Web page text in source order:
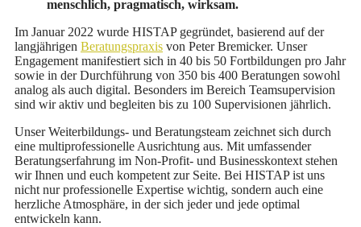
menschlich, pragmatisch, wirksam.
Im Januar 2022 wurde HISTAP gegründet, basierend auf der
langjährigen Beratungspraxis von Peter Bremicker. Unser
Engagement manifestiert sich in 40 bis 50 Fortbildungen pro Jahr
sowie in der Durchführung von 350 bis 400 Beratungen sowohl
analog als auch digital. Besonders im Bereich Teamsupervision
sind wir aktiv und begleiten bis zu 100 Supervisionen jährlich.
Unser Weiterbildungs- und Beratungsteam zeichnet sich durch
eine multiprofessionelle Ausrichtung aus. Mit umfassender
Beratungserfahrung im Non-Profit- und Businesskontext stehen
wir Ihnen und euch kompetent zur Seite. Bei HISTAP ist uns
nicht nur professionelle Expertise wichtig, sondern auch eine
herzliche Atmosphäre, in der sich jeder und jede optimal
entwickeln kann.